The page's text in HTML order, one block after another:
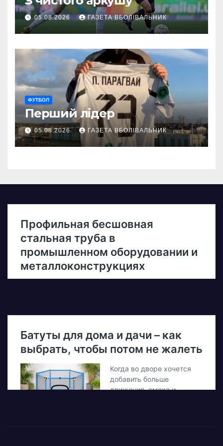
05.08.2026 ГАЗЕТА ВБОЛІВАЛЬНИК
ФУТБОЛ
Перший лідер
05.08.2026 ГАЗЕТА ВБОЛІВАЛЬНИК